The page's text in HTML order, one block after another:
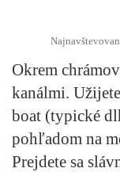
Okrem
kanálmi.
boat (typické
pohľadom na
Prejdete sa